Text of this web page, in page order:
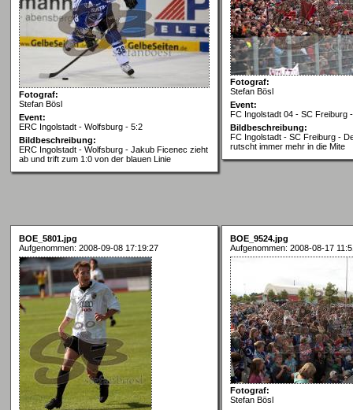
Fotograf:
Stefan Bösl
Event:
ERC Ingolstadt - Wolfsburg - 5:2
Bildbeschreibung:
ERC Ingolstadt - Wolfsburg - Jakub Ficenec zieht
ab und trift zum 1:0 von der blauen Linie
Fotograf:
Stefan Bösl
Event:
FC Ingolstadt 04 - SC Freiburg
Bildbeschreibung:
FC Ingolstadt - SC Freiburg -
rutscht immer mehr in die Mite
BOE_5801.jpg
Aufgenommen: 2008-09-08 17:19:27
BOE_9524.jpg
Aufgenommen: 2008-08-17
Fotograf:
Stefan Bösl